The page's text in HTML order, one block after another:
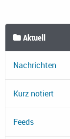
Aktuell
Nachrichten
Kurz notiert
Feeds